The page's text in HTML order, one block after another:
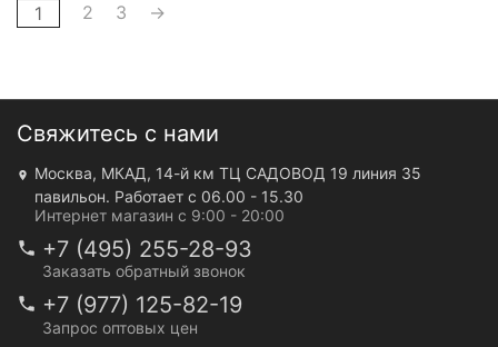
1
2 3 →
Свяжитесь с нами
Москва, МКАД, 14-й км ТЦ САДОВОД 19 линия 35
павильон. Работает с 06.00 - 15.30
Интернет магазин с 9:00 - 20:00
+7 (495) 255-28-93
Заказать обратный звонок
+7 (977) 125-82-19
Запрос оптовых цен